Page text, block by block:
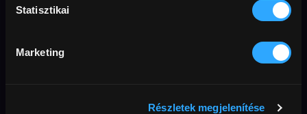
Statisztikai
Marketing
Részletek megjelenítése